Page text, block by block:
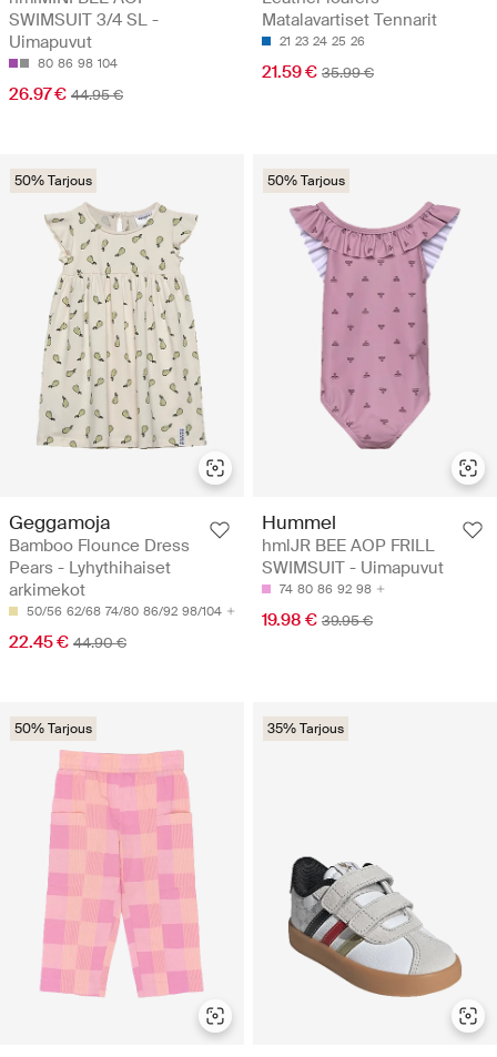
SWIMSUIT 3/4 SL -
Uimapuvut
80 86 98 104
26.97 € 44.95 €
Matalavartiset Tennarit
21 23 24 25 26
21.59 € 35.99 €
50% Tarjous
Geggamoja
Bamboo Flounce Dress
Pears - Lyhythihaiset
arkimekot
50/56 62/68 74/80 86/92 98/104
22.45 € 44.90 €
50% Tarjous
Hummel
hmlJR BEE AOP FRILL
SWIMSUIT - Uimapuvut
74 80 86 92 98
19.98 € 39.95 €
50% Tarjous 35% Tarjous